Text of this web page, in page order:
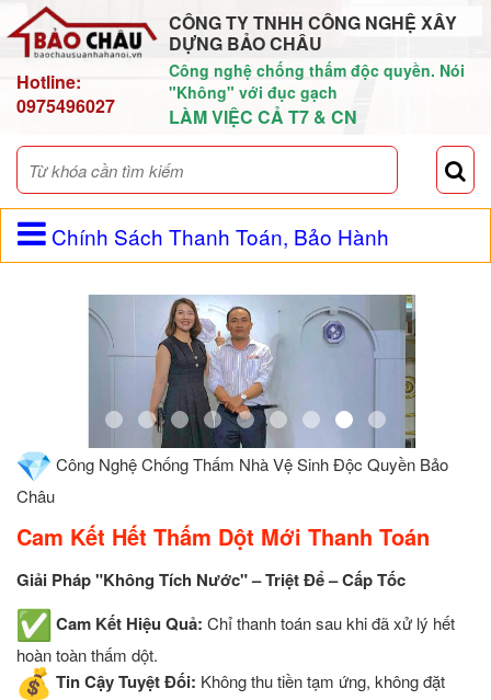
Hotline:
0975496027
CÔNG TY TNHH CÔNG NGHỆ XÂY
DỰNG BẢO CHÂU
Công nghệ chống thấm độc quyền. Nói
"Không" với đục gạch
LÀM VIỆC CẢ T7 & CN
Chính Sách Thanh Toán, Bảo Hành
Công Nghệ Chống Thấm Nhà Vệ Sinh Độc Quyền Bảo
Châu
Cam Kết Hết Thấm Dột Mới Thanh Toán
Giải Pháp "Không Tích Nước" – Triệt Để – Cấp Tốc
Cam Kết Hiệu Quả: Chỉ thanh toán sau khi đã xử lý hết
hoàn toàn thấm dột.
Tin Cậy Tuyệt Đối: Không thu tiền tạm ứng, không đặt